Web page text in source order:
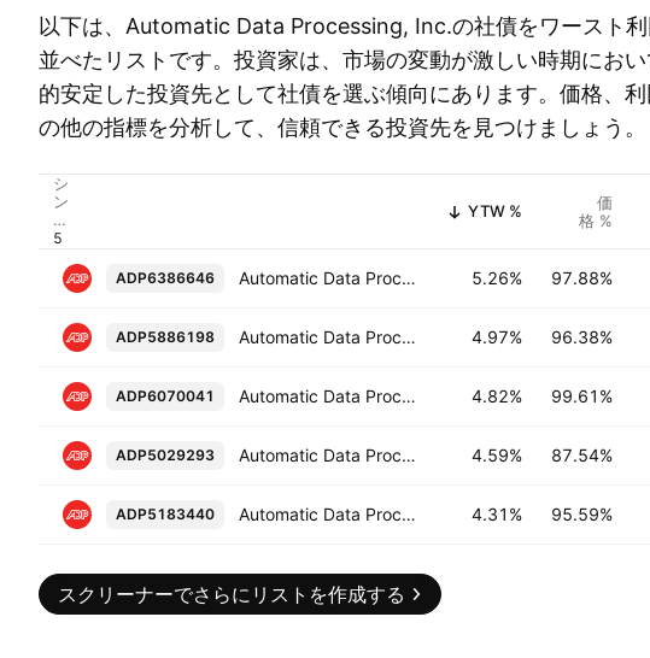
以下は、Automatic Data Processing, Inc.の社債をワースト利
並べたリストです。投資家は、市場の変動が激しい時期にお
的安定した投資先として社債を選ぶ傾向にあります。価格、
の他の指標を分析して、信頼できる投資先を見つけましょう。
シ
ン
ボ
ル
YTW %
価
格 %
ADP6386646 Automatic Data Processing, Inc. 5.0% 07-MAY-2036 5.26% 97.88%
ADP5886198 Automatic Data Processing, Inc. 4.45% 09-SEP-2034 4.97% 96.38%
ADP6070041 Automatic Data Processing, Inc. 4.75% 08-MAY-2032 4.82% 99.61%
ADP5029293 Automatic Data Processing, Inc. 1.25% 01-SEP-2030 4.59% 87.54%
ADP5183440 Automatic Data Processing, Inc. 1.7% 15-MAY-2028 4.31% 95.59%
スクリーナーでさらにリストを作成する